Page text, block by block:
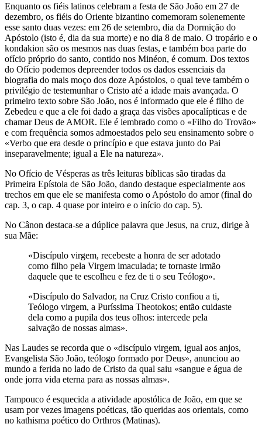
Enquanto os fiéis latinos celebram a festa de São João em 27 de
dezembro, os fiéis do Oriente bizantino comemoram solenemente
esse santo duas vezes: em 26 de setembro, dia da Dormição do
Apóstolo (isto é, dia da sua morte) e no dia 8 de maio. O tropário e o
kondakion são os mesmos nas duas festas, e também boa parte do
ofício próprio do santo, contido nos Minéon, é comum. Dos textos
do Ofício podemos depreender todos os dados essenciais da
biografia do mais moço dos doze Apóstolos, o qual teve também o
privilégio de testemunhar o Cristo até a idade mais avançada. O
primeiro texto sobre São João, nos é informado que ele é filho de
Zebedeu e que a ele foi dado a graça das visões apocalípticas e de
chamar Deus de AMOR. Ele é lembrado como o «Filho do Trovão»
e com frequência somos admoestados pelo seu ensinamento sobre o
«Verbo que era desde o princípio e que estava junto do Pai
inseparavelmente; igual a Ele na natureza».
No Ofício de Vésperas as três leituras bíblicas são tiradas da
Primeira Epístola de São João, dando destaque especialmente aos
trechos em que ele se manifesta como o Apóstolo do amor (final do
cap. 3, o cap. 4 quase por inteiro e o início do cap. 5).
No Cânon destaca-se a dúplice palavra que Jesus, na cruz, dirige à
sua Mãe:
«Discípulo virgem, recebeste a honra de ser adotado
como filho pela Virgem imaculada; te tornaste irmão
daquele que te escolheu e fez de ti o seu Teólogo».
«Discípulo do Salvador, na Cruz Cristo confiou a ti,
Teólogo virgem, a Puríssima Theotokos; então cuidaste
dela como a pupila dos teus olhos: intercede pela
salvação de nossas almas».
Nas Laudes se recorda que o «discípulo virgem, igual aos anjos,
Evangelista São João, teólogo formado por Deus», anunciou ao
mundo a ferida no lado de Cristo da qual saiu «sangue e água de
onde jorra vida eterna para as nossas almas».
Tampouco é esquecida a atividade apostólica de João, em que se
usam por vezes imagens poéticas, tão queridas aos orientais, como
no kathisma poético do Orthros (Matinas).